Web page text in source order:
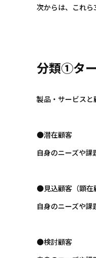
次からは、これら
分類①タ
製品・サービスと
●潜在顧客
自身のニーズや
●見込顧客（顕在
自身のニーズや
●検討顧客